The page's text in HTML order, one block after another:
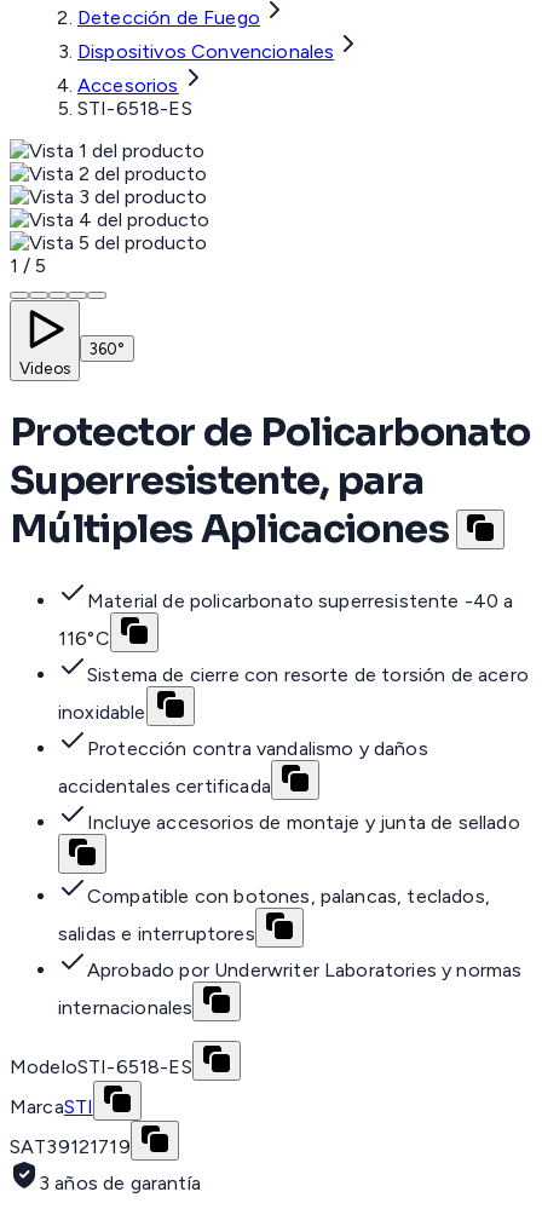
Detección de Fuego
Dispositivos Convencionales
Accesorios
STI-6518-ES
1 / 5
Videos
360°
Protector de Policarbonato
Superresistente, para
Múltiples Aplicaciones
Material de policarbonato superresistente -40 a
116°C
Sistema de cierre con resorte de torsión de acero
inoxidable
Protección contra vandalismo y daños
accidentales certificada
Incluye accesorios de montaje y junta de sellado
Compatible con botones, palancas, teclados,
salidas e interruptores
Aprobado por Underwriter Laboratories y normas
internacionales
ModeloSTI-6518-ES
MarcaSTI
SAT39121719
3 años de garantía